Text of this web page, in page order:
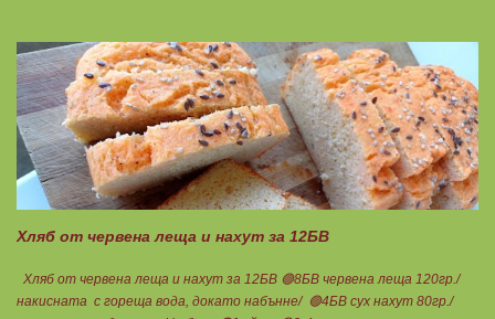
по-малко от 60%, което гарантира, че ще приемете по-малко
количество излишни мазнини като други омеги 6 и 9, и разни
наситени мазнини. Трябва да търсите на етикета от какви риби е
маслото. От по-дребни видове преработка е по-щадяща.
Технологията на пречистване и концентрация на рибеното масло до
омега-3 мастни киселини е различна. Крайната форма е или етил-
естерна от молекулярното пречистване, или триглицеридна чрез
обратен процес на реестеризация. Винаги избирайте
форма. И накрая е важно ...
Хляб от червена леща и нахут за 12БВ
Хляб от червена леща и нахут за 12БВ 🟢8БВ червена леща 120гр./
накисната с гореща вода, докато набънне/ 🟢4БВ сух нахут 80гр./